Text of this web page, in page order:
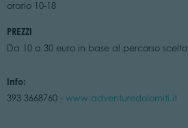
orario 10-18
PREZZI
Da 10 a 30 euro in base al percorso scelto
Info:
393 3668760 - www.adventuredolomiti.it